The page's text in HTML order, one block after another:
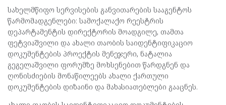
სახელმწიფო სერვისების განვითარების სააგენტოს
წარმომადგენლები: სამოქალაქო რეესტრის
დეპარტამენტის დირექტორის მოადგილე, თამთა
ფეტვიაშვილი და ახალი თაობის საიდენტიფიკაციო
დოკუმენტების პროექტის მენეჯერი, ნატალია
გეგელაშვილი ფორუმზე მოხსენებით წარდგნენ და
ღონისძიების მონაწილეებს ახალი ქართული
დოკუმენტების დიზაინი და მახასიათებლები გააცნეს.